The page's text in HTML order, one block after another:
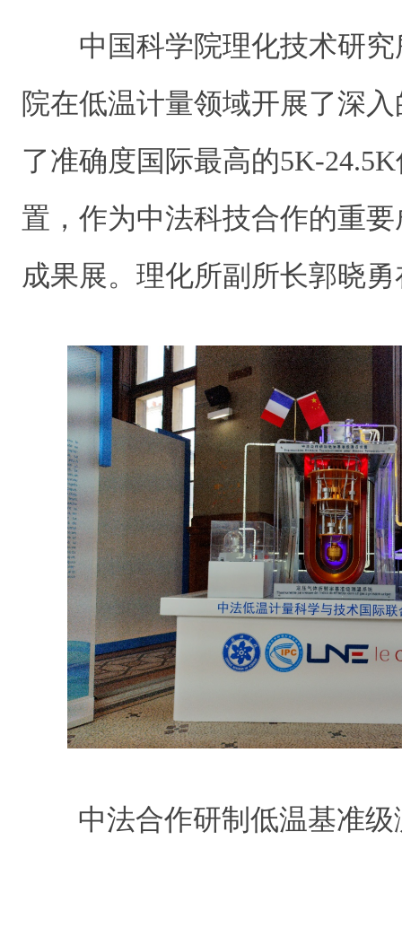
中国科学院理化技术研
院在低温计量领域开展了深
了准确度国际最高的5K-
置，作为中法科技合作的重
成果展。理化所副所长郭晓
中法合作研制低温基准